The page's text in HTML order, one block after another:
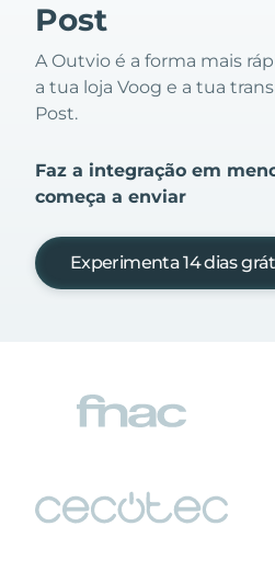
Post
A Outvio é a forma mais
a tua loja Voog e a tua
Post.
Faz a integração em
começa a enviar
Experimenta 14 dias